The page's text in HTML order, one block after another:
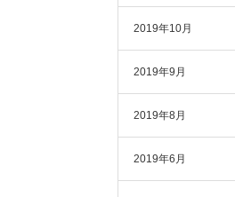
2019年10月
2019年9月
2019年8月
2019年6月